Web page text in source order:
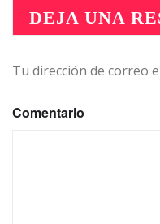
DEJA UNA
Tu dirección de correo
Comentario